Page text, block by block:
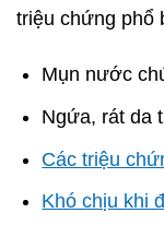
triệu chứng phổ
Mụn nước
Ngứa, rát da
Các triệu
Khó chịu khi